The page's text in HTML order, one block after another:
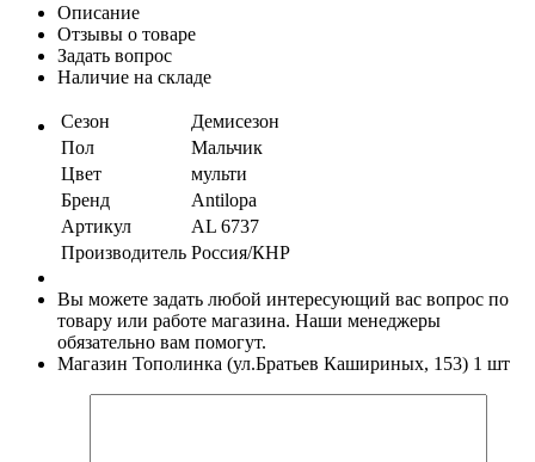
Описание
Отзывы о товаре
Задать вопрос
Наличие на складе
Сезон
Демисезон
Пол
Мальчик
Цвет
мульти
Бренд
Antilopa
Артикул
AL 6737
Производитель Россия/КНР
Вы можете задать любой интересующий вас вопрос по
товару или работе магазина. Наши менеджеры
обязательно вам помогут.
Магазин Тополинка (ул.Братьев Кашириных, 153) 1 шт